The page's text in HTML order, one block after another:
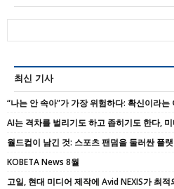
최신 기사
“나는 안 속아”가 가장 위험하다: 확신이라는
AI는 격차를 벌리기도 하고 좁히기도 한다,
월드컵이 남긴 것: 스포츠 팬덤을 둘러싼 플
KOBETA News 8월
고일, 현대 미디어 제작에 Avid NEXIS가 최